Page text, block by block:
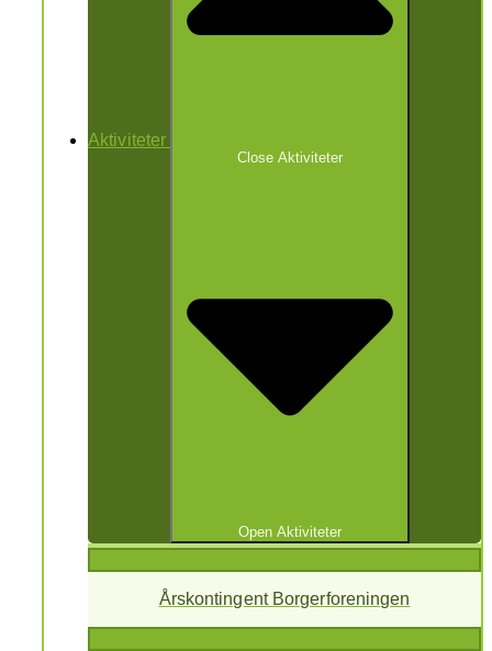
Aktiviteter
Close Aktiviteter
Open Aktiviteter
Årskontingent Borgerforeningen